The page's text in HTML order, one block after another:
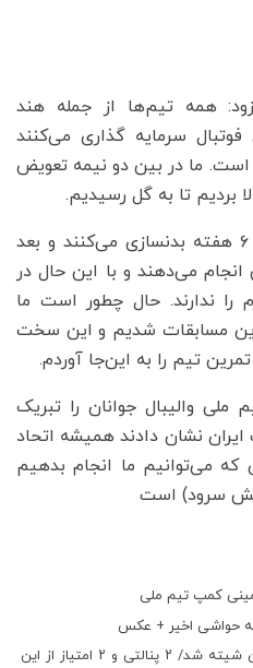
همه تیم‌ها از جمله هند
سرمایه گذاری می‌کنند
ما در بین دو نیمه تعویض
بردیم تا به گل رسیدیم.
وی‌ ادامه داد: در لیگ تیم‌ها ۶ هفته بدنسازی می‌کنند و بعد
انجام می‌دهند و با این حال در
را ندارند. حال چطور است ما
تغییر وارد این مسابقات شدیم و این سخت
تیم را به این‌جا آوردم.
والیبال جوانان را تبریک
نشان دادند همیشه اتحاد
که می‌توانیم‌ ما انجام بدهیم
سرود) است
مینی کمپ تیم ملی
به حواشی اخیر + عکس
تیم ملی با قلعه نویی سه کلین شیته شد/ ۲ پنالتی و ۲ امتیاز از این